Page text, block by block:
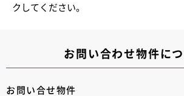
クしてください。
お問い合わせ物件に
お問い合せ物件